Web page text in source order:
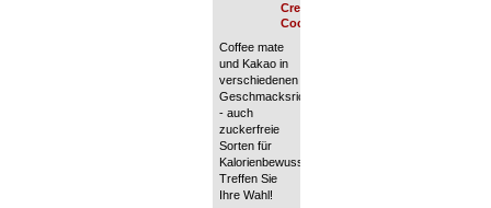
Creamer &
Cocoa
Coffee mate
und Kakao in
verschiedenen
Geschmacksrichtungen
- auch
zuckerfreie
Sorten für
Kalorienbewusste...
Treffen Sie
Ihre Wahl!